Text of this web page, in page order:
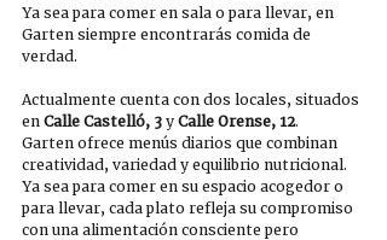
Ya sea para comer en sala o para llevar, en
Garten siempre encontrarás comida de
verdad.
Actualmente cuenta con dos locales, situados
en Calle Castelló, 3 y Calle Orense, 12.
Garten ofrece menús diarios que combinan
creatividad, variedad y equilibrio nutricional.
Ya sea para comer en su espacio acogedor o
para llevar, cada plato refleja su compromiso
con una alimentación consciente pero